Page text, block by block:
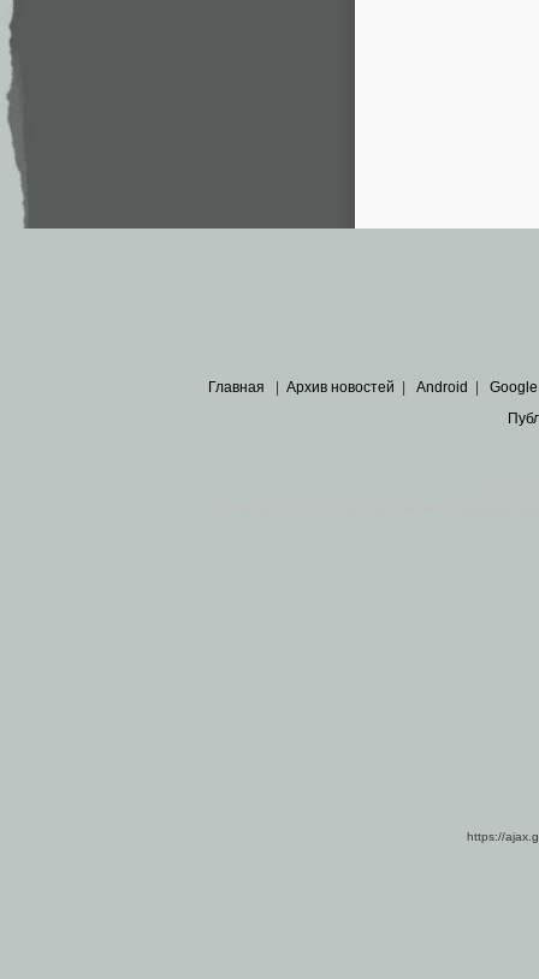
Главная Архив новостей Android Google
https://